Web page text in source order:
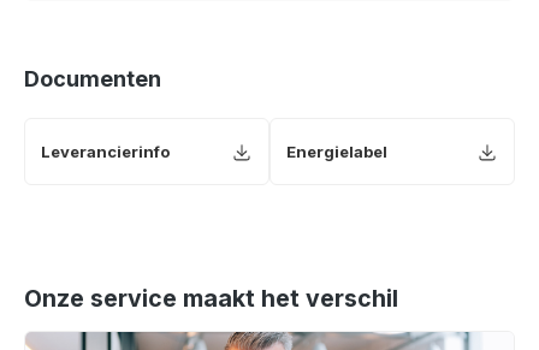
Documenten
Leverancierinfo Energielabel
Onze service maakt het verschil